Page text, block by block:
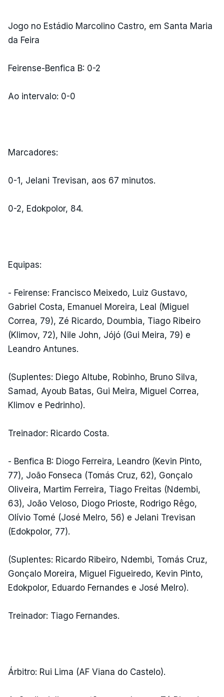
Jogo no Estádio Marcolino Castro, em Santa Maria
da Feira
Feirense-Benfica B: 0-2
Ao intervalo: 0-0
Marcadores:
0-1, Jelani Trevisan, aos 67 minutos.
0-2, Edokpolor, 84.
Equipas:
- Feirense: Francisco Meixedo, Luiz Gustavo,
Gabriel Costa, Emanuel Moreira, Leal (Miguel
Correa, 79), Zé Ricardo, Doumbia, Tiago Ribeiro
(Klimov, 72), Nile John, Jójó (Gui Meira, 79) e
Leandro Antunes.
(Suplentes: Diego Altube, Robinho, Bruno Silva,
Samad, Ayoub Batas, Gui Meira, Miguel Correa,
Klimov e Pedrinho).
Treinador: Ricardo Costa.
- Benfica B: Diogo Ferreira, Leandro (Kevin Pinto,
77), João Fonseca (Tomás Cruz, 62), Gonçalo
Oliveira, Martim Ferreira, Tiago Freitas (Ndembi,
63), João Veloso, Diogo Prioste, Rodrigo Rêgo,
Olívio Tomé (José Melro, 56) e Jelani Trevisan
(Edokpolor, 77).
(Suplentes: Ricardo Ribeiro, Ndembi, Tomás Cruz,
Gonçalo Moreira, Miguel Figueiredo, Kevin Pinto,
Edokpolor, Eduardo Fernandes e José Melro).
Treinador: Tiago Fernandes.
Árbitro: Rui Lima (AF Viana do Castelo).